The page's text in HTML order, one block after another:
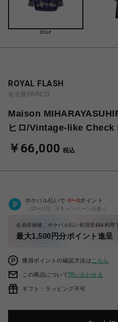
blue
ROYAL FLASH
名古屋PARCO
Maison
ヒロ/Vintage-like Check
￥66,000 税込
ポケパル払いで 0〜0ポイント
（1P=1円）※キャンペーン分除く
会員登録後、ポケパル払い初回登録&利用
最大1,500円分ポイント進呈
獲得ポイントの確認方法は こちら
この商品について問い合わせる
ギフト：ラッピング不可